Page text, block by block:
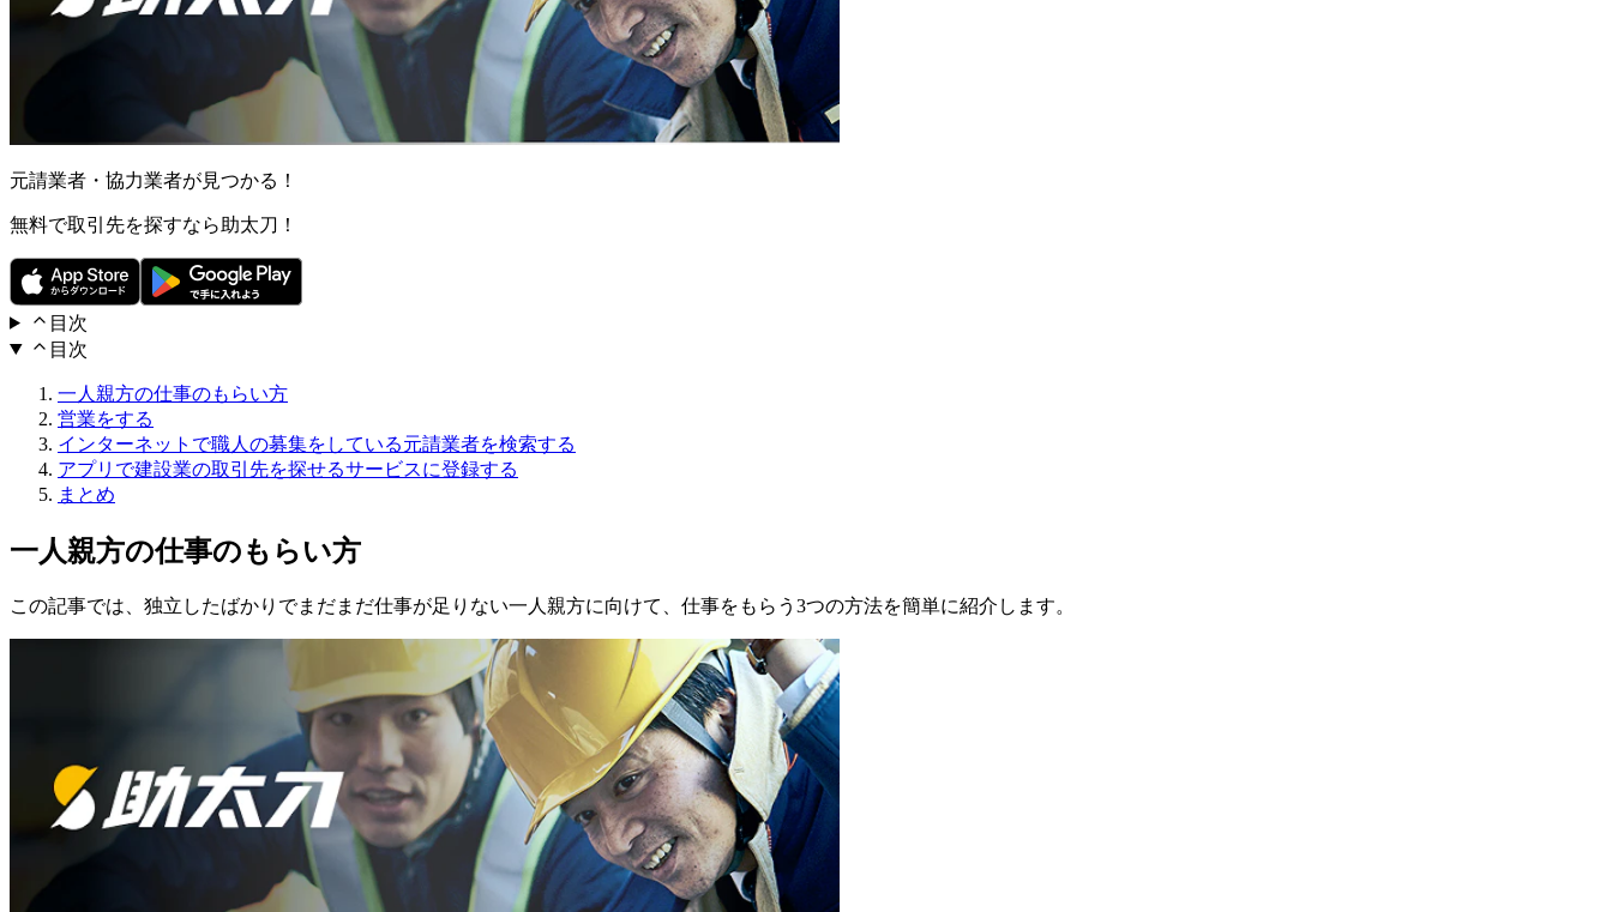
元請業者・協力業者が見つかる！
無料で取引先を探すなら助太刀！
目次
目次
一人親方の仕事のもらい方
営業をする
インターネットで職人の募集をしている元請業者を検索する
アプリで建設業の取引先を探せるサービスに登録する
まとめ
一人親方の仕事のもらい方
この記事では、独立したばかりでまだまだ仕事が足りない一人親方に向けて、仕事をもらう3つの方法を簡単に紹介します。